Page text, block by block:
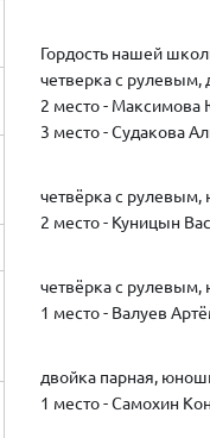
Гордость нашей
четверка с рулевым,
2 место - Максимова
3 место - Судакова
четвёрка с
2 место - Куницын
четвёрка с
1 место - Валуев
двойка парная,
1 место - Самохин